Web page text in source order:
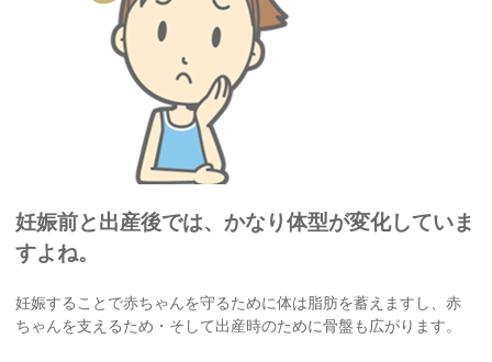
妊娠前と出産後では、かなり体型が変化していま
すよね。
妊娠することで赤ちゃんを守るために体は脂肪を蓄えますし、赤
ちゃんを支えるため・そして出産時のために骨盤も広がります。